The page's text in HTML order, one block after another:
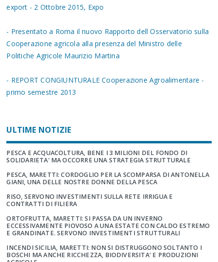
export - 2 Ottobre 2015, Expo
- Presentato a Roma il nuovo Rapporto dell Osservatorio sulla
Cooperazione agricola alla presenza del Ministro delle
Politiche Agricole Maurizio Martina
- REPORT CONGIUNTURALE Cooperazione Agroalimentare -
primo semestre 2013
ULTIME NOTIZIE
PESCA E ACQUACOLTURA, BENE I 3 MILIONI DEL FONDO DI
SOLIDARIETA' MA OCCORRE UNA STRATEGIA STRUTTURALE
PESCA, MARETTI: CORDOGLIO PER LA SCOMPARSA DI ANTONELLA
GIANI, UNA DELLE NOSTRE DONNE DELLA PESCA
RISO, SERVONO INVESTIMENTI SULLA RETE IRRIGUA E
CONTRATTI DI FILIERA
ORTOFRUTTA, MARETTI: SI PASSA DA UN INVERNO
ECCESSIVAMENTE PIOVOSO A UNA ESTATE CON CALDO ESTREMO
E GRANDINATE. SERVONO INVESTIMENTI STRUTTURALI
INCENDI SICILIA, MARETTI: NON SI DISTRUGGONO SOLTANTO I
BOSCHI MA ANCHE RICCHEZZA, BIODIVERSITA' E PRODUZIONI